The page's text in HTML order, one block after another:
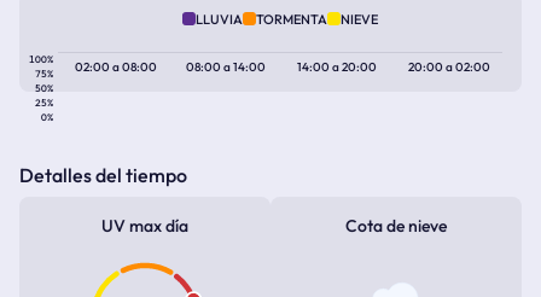
LLUVIA TORMENTA NIEVE
100%
75%
50%
25%
0%
02:00a08:00 08:00a14:00 14:00a20:00 20:00a02:00
Detalles del tiempo
UV max día Cota de nieve